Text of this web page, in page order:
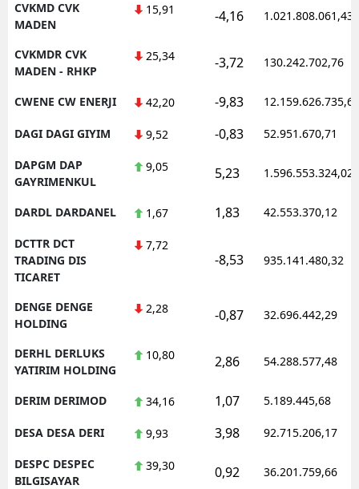
CVKMD CVK
MADEN
15,91 -4,16 1.021.808.061,43
CVKMDR CVK
MADEN - RHKP
25,34 -3,72 130.242.702,76
CWENE CW ENERJI 42,20 -9,83 12.159.626.735,62
DAGI DAGI GIYIM 9,52 -0,83 52.951.670,71
DAPGM DAP
GAYRIMENKUL
9,05 5,23 1.596.553.324,02
DARDL DARDANEL 1,67 1,83 42.553.370,12
DCTTR DCT
TRADING DIS
TICARET
7,72
-8,53 935.141.480,32
DENGE DENGE
HOLDING
2,28 -0,87 32.696.442,29
DERHL DERLUKS
YATIRIM HOLDING
10,80 2,86 54.288.577,48
DERIM DERIMOD 34,16 1,07 5.189.445,68
DESA DESA DERI 9,93 3,98 92.715.206,17
DESPC DESPEC
BILGISAYAR
39,30 0,92 36.201.759,66